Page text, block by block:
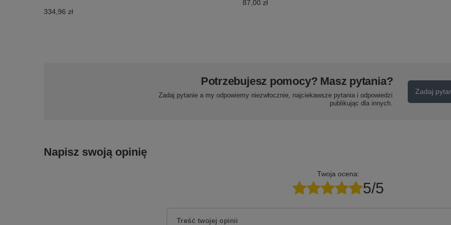
334,96 zł
87,00 zł
Potrzebujesz pomocy? Masz pytania?
Zadaj pytanie a my odpowiemy niezwłocznie, najciekawsze pytania i odpowiedzi
publikując dla innych.
Zadaj
Napisz swoją opinię
Twoja ocena:
5/5
Treść twojej opinii